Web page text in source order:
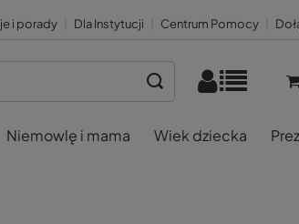
i porady Dla Instytucji Centrum Pomocy
Niemowlę i mama Wiek dziecka